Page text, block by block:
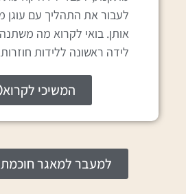
לעבור את התהליך עם עוגן
אותן. בואי לקרוא מה משתנה
לידה ראשונה ללידות
המשיכי לקרוא
למעבר למאגר